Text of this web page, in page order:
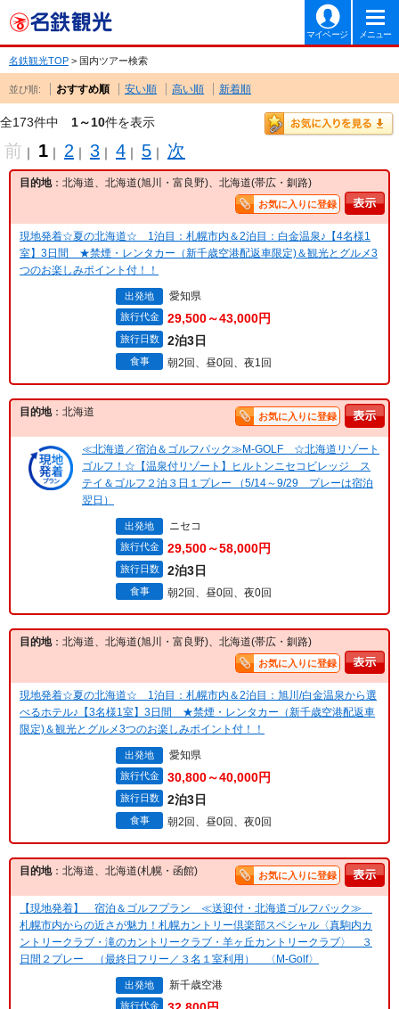
マイページ メニュー
名鉄観光TOP > 国内ツアー検索
並び順: おすすめ順 安い順 高い順 新着順
全173件中 1～10件を表示
前 ｜ 1 ｜ 2 ｜ 3 ｜ 4 ｜ 5 ｜ 次
目的地：北海道、北海道(旭川・富良野)、北海道(帯広・釧路)
お気に入りに登録
現地発着☆夏の北海道☆ 1泊目：札幌市内＆2泊目：白金温泉♪【4名様1
室】3日間 ★禁煙・レンタカー（新千歳空港配返車限定)＆観光とグルメ3
つのお楽しみポイント付！！
出発地 愛知県
旅行代金 29,500～43,000円
旅行日数 2泊3日
食事 朝2回、昼0回、夜1回
目的地：北海道 お気に入りに登録
≪北海道／宿泊＆ゴルフパック≫M-GOLF ☆北海道リゾート
ゴルフ！☆【温泉付リゾート】ヒルトンニセコビレッジ ス
テイ＆ゴルフ２泊３日１プレー （5/14～9/29 プレーは宿泊
翌日）
出発地 ニセコ
旅行代金 29,500～58,000円
旅行日数 2泊3日
食事 朝2回、昼0回、夜0回
目的地：北海道、北海道(旭川・富良野)、北海道(帯広・釧路)
お気に入りに登録
現地発着☆夏の北海道☆ 1泊目：札幌市内＆2泊目：旭川/白金温泉から選
べるホテル♪【3名様1室】3日間 ★禁煙・レンタカー（新千歳空港配返車
限定)＆観光とグルメ3つのお楽しみポイント付！！
出発地 愛知県
旅行代金 30,800～40,000円
旅行日数 2泊3日
食事 朝2回、昼0回、夜0回
目的地：北海道、北海道(札幌・函館) お気に入りに登録
【現地発着】 宿泊＆ゴルフプラン ≪送迎付・北海道ゴルフパック≫
札幌市内からの近さが魅力！札幌カントリー倶楽部スペシャル〈真駒内カ
ントリークラブ・滝のカントリークラブ・羊ヶ丘カントリークラブ〉 ３
日間２プレー （最終日フリー／３名１室利用） 〈M-Golf〉
出発地 新千歳空港
旅行代金